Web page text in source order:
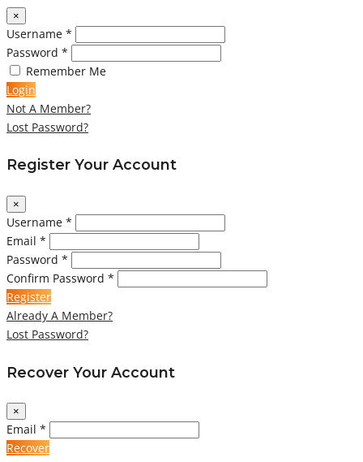
×
Username *
Password *
Remember Me
Login
Not A Member?
Lost Password?
Register Your Account
×
Username *
Email *
Password *
Confirm Password *
Register
Already A Member?
Lost Password?
Recover Your Account
×
Email *
Recover